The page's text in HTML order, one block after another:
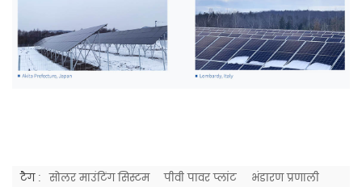
टैग : सोलर माउंटिंग सिस्टम पीवी पावर प्लांट भंडारण प्रणाली